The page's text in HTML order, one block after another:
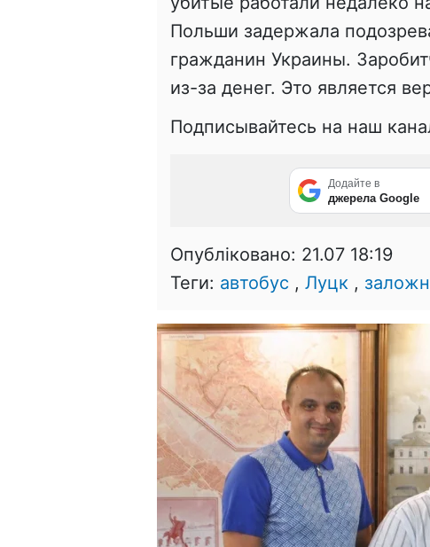
Польши задержала
гражданин Украины.
из-за денег. Это является
Подписывайтесь на наш
Додайте в
джерела Google
Опубліковано: 21.07 18:19
Теги: автобус , Луцк ,